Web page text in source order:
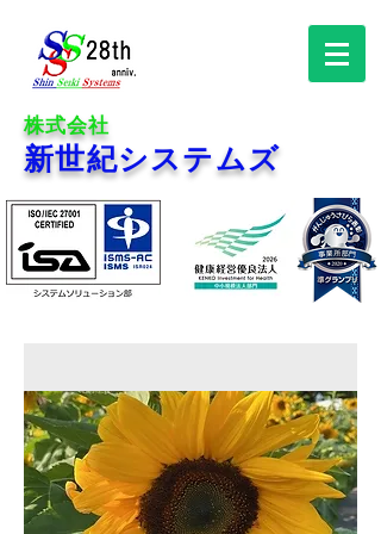
株式会社
新世紀システムズ